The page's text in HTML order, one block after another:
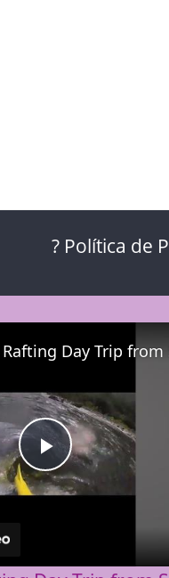
? Política de
P